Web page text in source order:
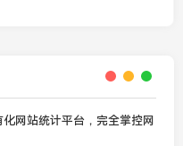
网站统计平台，完全掌控网